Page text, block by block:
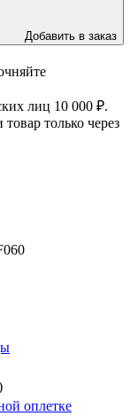
Добавить в заказ
лиц 10 000 ₽.
только через
оплетке